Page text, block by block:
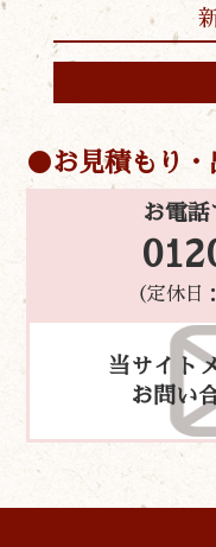
お見積もり・
お電
（定休
当サイト
お問い